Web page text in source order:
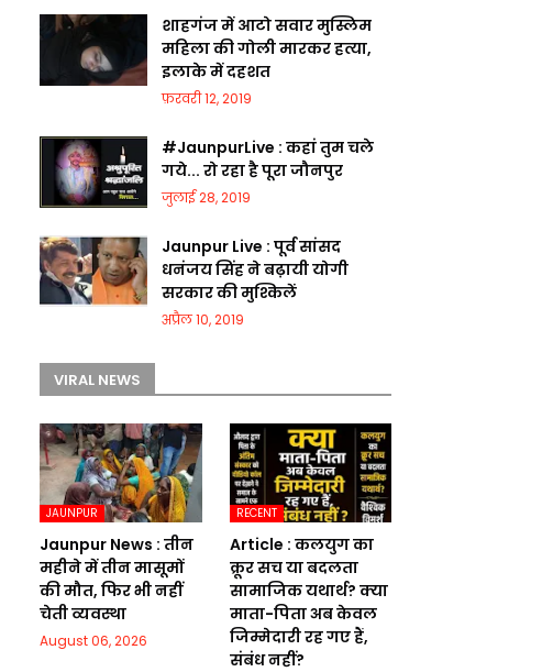
शाहगंज में आटो सवार मुस्लिम
महिला की गोली मारकर हत्या,
इलाके में दहशत
फ़रवरी 12, 2019
#JaunpurLive : कहां तुम चले
गये... रो रहा है पूरा जौनपुर
जुलाई 28, 2019
Jaunpur Live : पूर्व सांसद
धनंजय सिंह ने बढ़ायी योगी
सरकार की मुश्किलें
अप्रैल 10, 2019
VIRAL NEWS
JAUNPUR
Jaunpur News : तीन
महीने में तीन मासूमों
की मौत, फिर भी नहीं
चेती व्यवस्था
August 06, 2026
RECENT
Article : कलयुग का
क्रूर सच या बदलता
सामाजिक यथार्थ? क्या
माता-पिता अब केवल
जिम्मेदारी रह गए हैं,
संबंध नहीं?